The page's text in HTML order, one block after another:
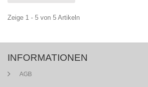
Zeige 1 - 5 von 5 Artikeln
INFORMATIONEN
AGB